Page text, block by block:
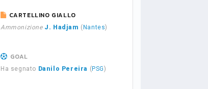
CARTELLINO GIALLO
Ammonizione J. Hadjam ( Nantes)
GOAL
Ha segnato Danilo Pereira ( PSG)